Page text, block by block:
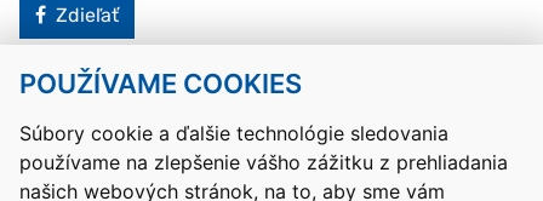
POUŽÍVAME COOKIES
Súbory cookie a ďalšie technológie sledovania
používame na zlepšenie vášho zážitku z prehliadania
našich webových stránok, na to, aby sme vám
Facebook
Zdieľať
Kontakty Mapa stránky RSS
Vyhlásenie o prístupnosti
Nastavenia cookies